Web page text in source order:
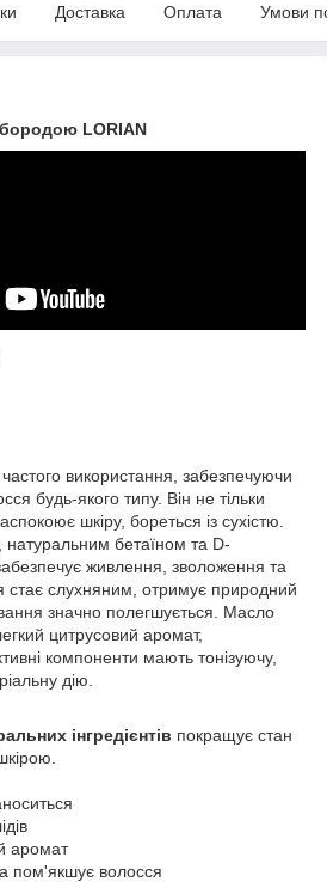
Доставка Оплата Умови
LORIAN
використання, забезпечуючи
будь-якого типу. Він не тільки
шкіру, бореться із сухістю.
натуральним бетаїном та D-
живлення, зволоження та
стає слухняним, отримує природний
значно полегшується. Масло
цитрусовий аромат,
компоненти мають тонізуючу,
дію.
інгредієнтів покращує стан
аромат
пом'якшує волосся